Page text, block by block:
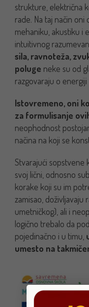
strukture, električna
rade. Na taj način
mehaniku, akustiku i
intuitivnog
sila, ravnoteža,
poluge neke su od
razgovaraju o
Istovremeno, oni
za formulisanje
neophodnost
načina na koji se
Stvarajući sopstvene
svoj lični, odnosno
korake koji su im
zamisao, doživljavaju
umetničkog), ali i
logično trebalo da
pojedinačno i u timu,
umesto na